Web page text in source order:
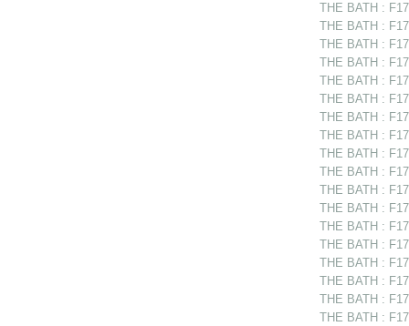
THE BATH :
THE BATH :
THE BATH :
THE BATH :
THE BATH :
THE BATH :
THE BATH :
THE BATH :
THE BATH :
THE BATH :
THE BATH :
THE BATH :
THE BATH :
THE BATH :
THE BATH :
THE BATH :
THE BATH :
THE BATH :